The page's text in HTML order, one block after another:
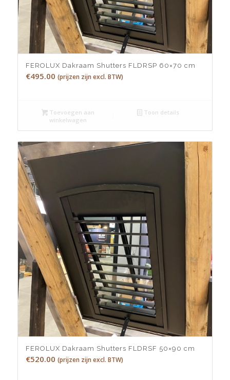
FEROLUX Dakraam Shutters FLDRSP 60×70 cm
€495.00 (prijzen zijn excl. BTW)
Toevoegen aan
winkelwagen
Toon details
FEROLUX Dakraam Shutters FLDRSF 50×90 cm
€520.00 (prijzen zijn excl. BTW)